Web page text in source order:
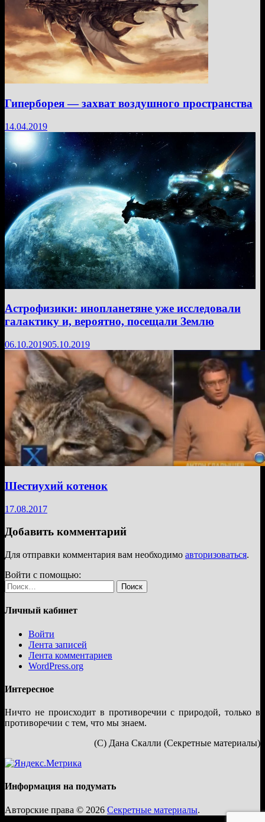
Гиперборея — захват воздушного пространства
14.04.2019
Астрофизики: инопланетяне уже исследовали
галактику и, вероятно, посещали Землю
06.10.201905.10.2019
Шестиухий котенок
17.08.2017
Добавить комментарий
Для отправки комментария вам необходимо авторизоваться.
Войти с помощью:
Найти:
Личный кабинет
Войти
Лента записей
Лента комментариев
WordPress.org
Интересное
Ничто не происходит в противоречии с природой, только в
противоречии с тем, что мы знаем.
(С) Дана Скалли (Секретные материалы)
Информация на подумать
Авторские права © 2026 Секретные материалы.